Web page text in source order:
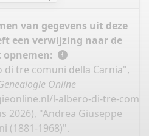
van gegevens uit deze
een verwijzing naar de
di tre comuni della Carnia",
Online
l-albero-di-tre-
2026), "Andrea Giuseppe
(1881-1968)".